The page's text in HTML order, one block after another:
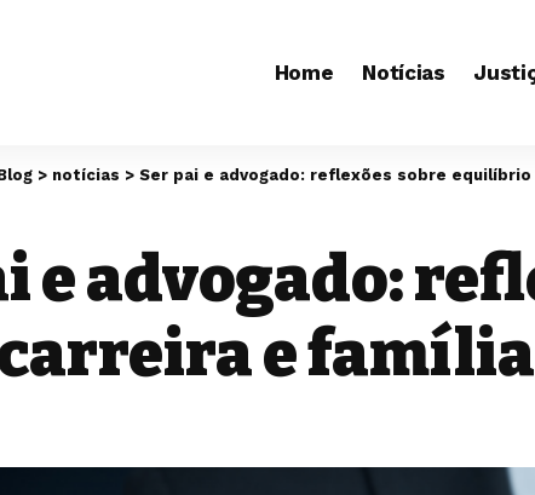
Home Notícias
> notícias > Ser pai e advogado: reflexões sobre
e advogado:
e família